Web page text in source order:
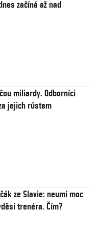
začíná až nad
miliardy. Odborníci
jejich růstem
ze Slavie: neumí moc
trenéra. Čím?